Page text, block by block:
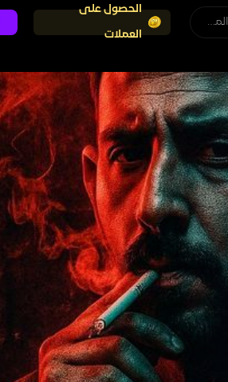
البحث عن البث المباشر/الفيديو/المستخدم
الحصول على
العملات